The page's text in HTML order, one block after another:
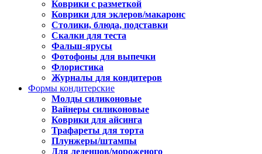
Коврики с разметкой
Коврики для эклеров/макаронс
Столики, блюда, подставки
Скалки для теста
Фальш-ярусы
Фотофоны для выпечки
Флористика
Журналы для кондитеров
Формы кондитерские
Молды силиконовые
Вайнеры силиконовые
Коврики для айсинга
Трафареты для торта
Плунжеры/штампы
Для леденцов/мороженого